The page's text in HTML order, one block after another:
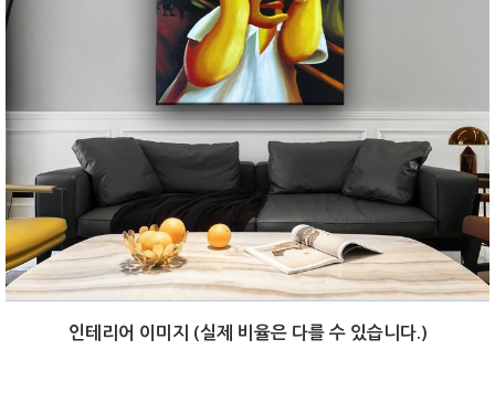
인테리어 이미지 (실제 비율은 다를 수 있습니다.)